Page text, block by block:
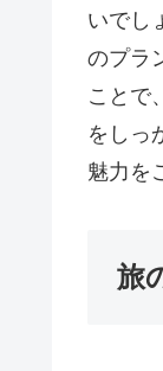
いでし
のプラ
ことで
をしっ
魅力を
旅